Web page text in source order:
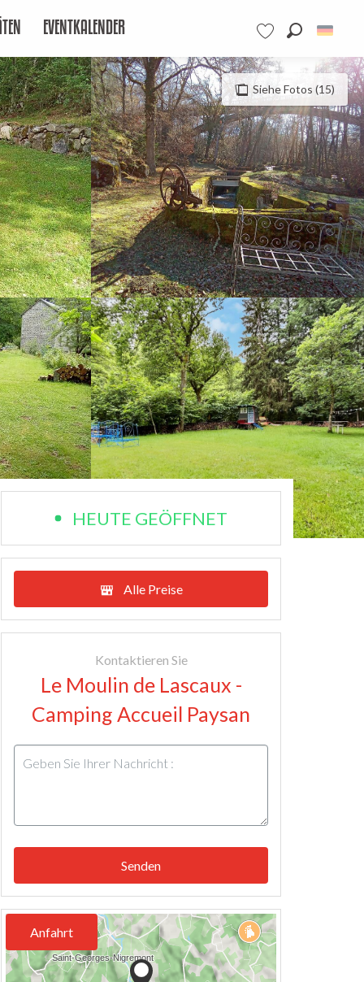
Voir les favoris
EVENTKALENDER
Siehe Fotos (15)
HEUTE GEÖFFNET
Alle Preise
Kontaktieren Sie
Le Moulin de Lascaux -
Camping Accueil Paysan
Senden
Anfahrt